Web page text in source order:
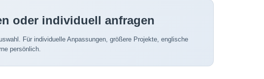
oder individuell anfragen
Für individuelle Anpassungen, größere Projekte, englische
persönlich.